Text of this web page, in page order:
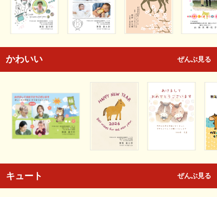
かわいい ぜんぶ見る
キュート ぜんぶ見る